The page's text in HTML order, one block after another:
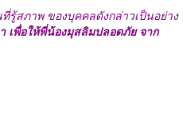
สภาพ ของบุคคลดังกล่าวเป็นอย่าง
เพื่อให้พี่น้องมุสลิมปลอดภัย จาก